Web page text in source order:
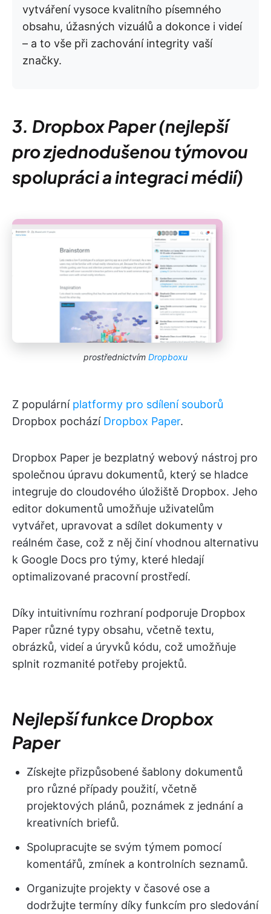
vytváření vysoce kvalitního písemného
obsahu, úžasných vizuálů a dokonce i videí
– a to vše při zachování integrity vaší
značky.
3. Dropbox Paper (nejlepší
pro zjednodušenou týmovou
spolupráci a integraci médií)
prostřednictvím Dropboxu
Z populární platformy pro sdílení souborů
Dropbox pochází Dropbox Paper.
Dropbox Paper je bezplatný webový nástroj pro
společnou úpravu dokumentů, který se hladce
integruje do cloudového úložiště Dropbox. Jeho
editor dokumentů umožňuje uživatelům
vytvářet, upravovat a sdílet dokumenty v
reálném čase, což z něj činí vhodnou alternativu
k Google Docs pro týmy, které hledají
optimalizované pracovní prostředí.
Díky intuitivnímu rozhraní podporuje Dropbox
Paper různé typy obsahu, včetně textu,
obrázků, videí a úryvků kódu, což umožňuje
splnit rozmanité potřeby projektů.
Nejlepší funkce Dropbox
Paper
Získejte přizpůsobené šablony dokumentů
pro různé případy použití, včetně
projektových plánů, poznámek z jednání a
kreativních briefů.
Spolupracujte se svým týmem pomocí
komentářů, zmínek a kontrolních seznamů.
Organizujte projekty v časové ose a
dodržujte termíny díky funkcím pro sledování